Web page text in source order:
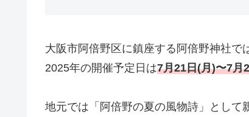
大阪市阿倍野区に鎮座する阿倍野神社で
2025年の開催予定日は7月21日(月)〜7月
地元では「阿倍野の夏の風物詩」として